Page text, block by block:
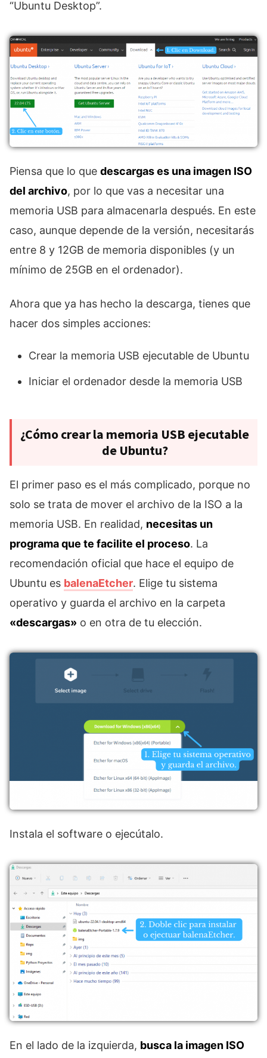
“Ubuntu Desktop”.
Piensa que lo que descargas es una imagen ISO
del archivo, por lo que vas a necesitar una
memoria USB para almacenarla después. En este
caso, aunque depende de la versión, necesitarás
entre 8 y 12GB de memoria disponibles (y un
mínimo de 25GB en el ordenador).
Ahora que ya has hecho la descarga, tienes que
hacer dos simples acciones:
Crear la memoria USB ejecutable de Ubuntu
Iniciar el ordenador desde la memoria USB
¿Cómo crear la memoria USB ejecutable
de Ubuntu?
El primer paso es el más complicado, porque no
solo se trata de mover el archivo de la ISO a la
memoria USB. En realidad, necesitas un
programa que te facilite el proceso. La
recomendación oficial que hace el equipo de
Ubuntu es balenaEtcher. Elige tu sistema
operativo y guarda el archivo en la carpeta
«descargas» o en otra de tu elección.
Instala el software o ejecútalo.
En el lado de la izquierda, busca la imagen ISO